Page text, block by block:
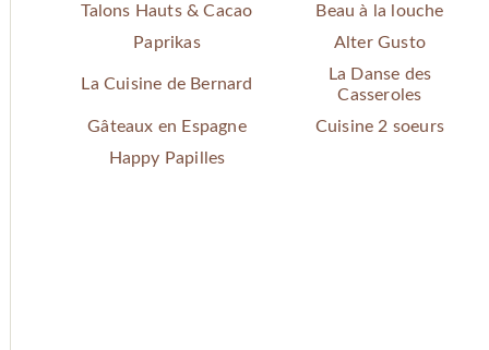
Talons Hauts & Cacao
Beau à la louche
Paprikas
Alter Gusto
La Cuisine de Bernard
La Danse des
Casseroles
Gâteaux en Espagne
Cuisine 2 soeurs
Happy Papilles